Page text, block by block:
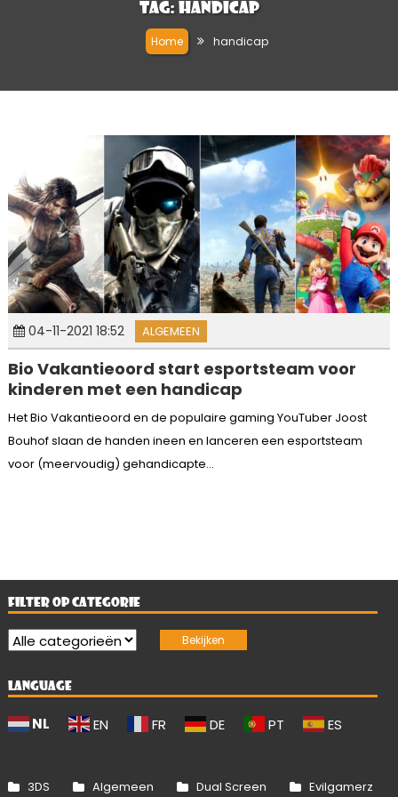
Tag: handicap
Home handicap
04-11-2021 18:52 ALGEMEEN
Bio Vakantieoord start esportsteam voor
kinderen met een handicap
Het Bio Vakantieoord en de populaire gaming YouTuber Joost
Bouhof slaan de handen ineen en lanceren een esportsteam
voor (meervoudig) gehandicapte...
FILTER OP CATEGORIE
LANGUAGE
NL EN FR DE PT ES
3DS Algemeen Dual Screen Evilgamerz